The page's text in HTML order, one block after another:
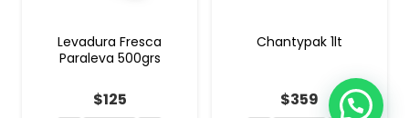
Levadura Fresca
Paraleva 500grs
$125
Chantypak 1lt
$359